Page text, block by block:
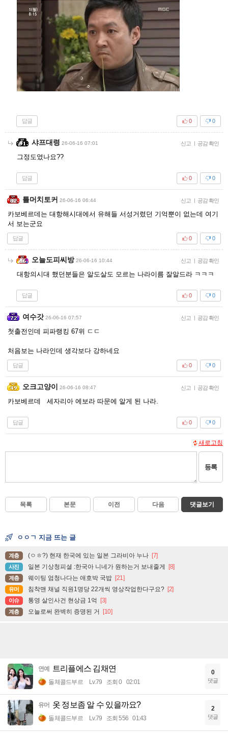
답글 0
0
샤프대령 26-06-16 07:01 신고 | 공감 확인
그정도였나요??
답글 0
0
틀머치토커 26-06-16 06:44 신고 | 공감 확인
카보베르데는 대항해시대에서 유해들 서성거렸던 기억뿐이 없는데 여기
서 보는군요
답글 0
0
오늘도피씨방 26-06-16 10:44 신고 | 공감 확인
대항의시대 했던분들은 알도살도 모르는 나라이름 잘알드라 ㅋㅋㅋ
답글 0
0
여수갓 26-06-16 07:57 신고 | 공감 확인
첫출전인데 피파랭킹 67위 ㄷㄷ
처음보는 나라인데 생각보다 강하네요
답글 0
0
오크고양이 26-06-16 08:47 신고 | 공감 확인
카보베르데 세자리아 에보라 따문에 알게 된 나라.
답글 0
0
새로고침
등록
목록 본문 이전 다음 댓글보기
ㅇㅇㄱ 지금 뜨는 글
계층 (ㅇㅎ?) 현재 한국에 있는 일본 그라비아 누나 [7]
사진 일본 기상청피셜 :한국아 니네가 원하는거 보내줄게 [8]
계층 웨이팅 엄청나다는 애호박 국밥 [21]
유머 침착맨 채널 직원1명당 22개씩 영상작업한다구요? [2]
이슈 통영 살인사건 현상금 1억 [3]
계층 오늘로써 완벽히 증명된 거 [10]
연예 트리플에스 김채연
돌체콜드부르 Lv.79 조회 0 02:01
0
댓글
유머 옷 정보좀 알 수 있을까요?
돌체콜드부르 Lv.79 조회 556 01:43
2
댓글